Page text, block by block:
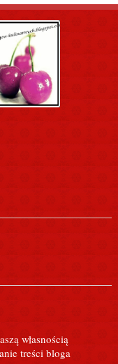
własnością
treści bloga